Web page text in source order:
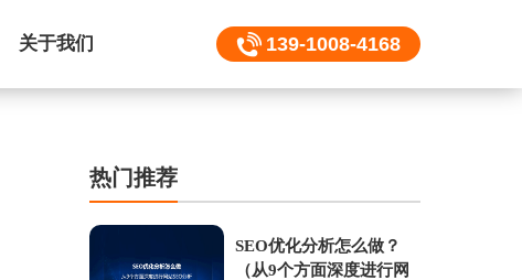
关于我们 139-1008-4168
热门推荐
SEO优化分析怎么做？
（从9个方面深度进行网